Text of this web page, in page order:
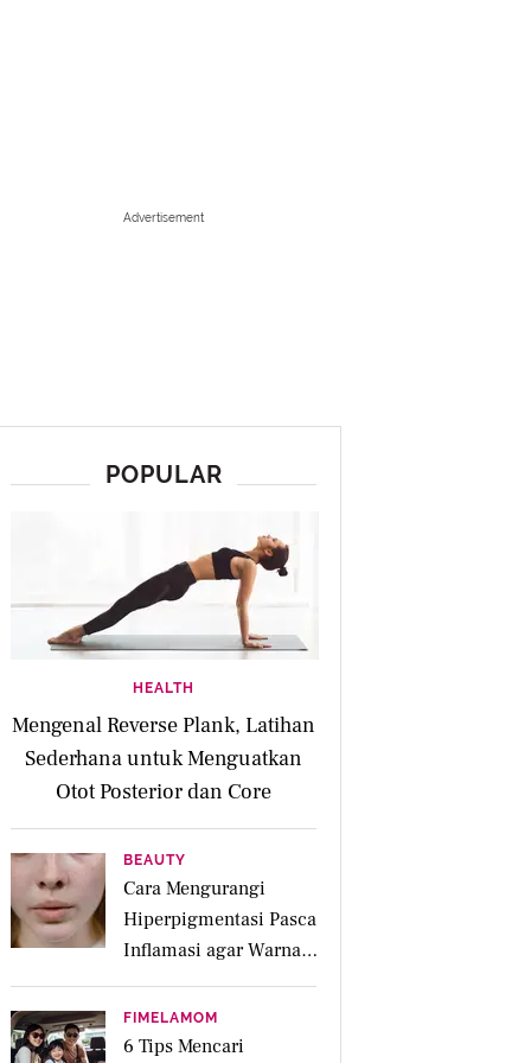
Advertisement
POPULAR
HEALTH
Mengenal Reverse Plank, Latihan
Sederhana untuk Menguatkan
Otot Posterior dan Core
BEAUTY
Cara Mengurangi
Hiperpigmentasi Pasca
Inflamasi agar Warna
Kulit Lebih Merata
FIMELAMOM
6 Tips Mencari